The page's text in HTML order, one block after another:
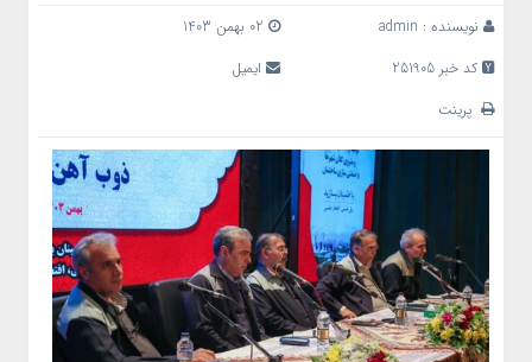
نویسنده : admin
کد خبر 251905
ایمیل
پرینت